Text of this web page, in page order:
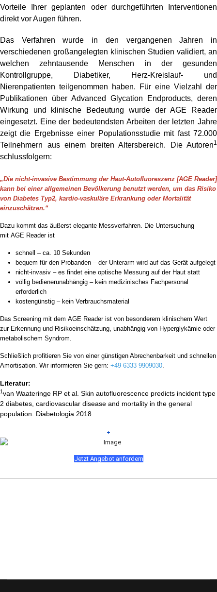
Vorteile Ihrer geplanten oder durchgeführten Interventionen
direkt vor Augen führen.
Das Verfahren wurde in den vergangenen Jahren in
verschiedenen großangelegten klinischen Studien validiert, an
welchen zehntausende Menschen in der gesunden
Kontrollgruppe, Diabetiker, Herz-Kreislauf- und
Nierenpatienten teilgenommen haben. Für eine Vielzahl der
Publikationen über Advanced Glycation Endproducts, deren
Wirkung und klinische Bedeutung wurde der AGE Reader
eingesetzt. Eine der bedeutendsten Arbeiten der letzten Jahre
zeigt die Ergebnisse einer Populationsstudie mit fast 72.000
Teilnehmern aus einem breiten Altersbereich. Die Autoren1
schlussfolgern:
„Die nicht-invasive Bestimmung der Haut-Autofluoreszenz [AGE Reader]
kann bei einer allgemeinen Bevölkerung benutzt werden, um das Risiko
von Diabetes Typ2, kardio-vaskuläre Erkrankung oder Mortalität
einzuschätzen.“
Dazu kommt das äußerst elegante Messverfahren. Die Untersuchung
mit AGE Reader ist
schnell – ca. 10 Sekunden
bequem für den Probanden – der Unterarm wird auf das Gerät aufgelegt
nicht-invasiv – es findet eine optische Messung auf der Haut statt
völlig bedienerunabhängig – kein medizinisches Fachpersonal
erforderlich
kostengünstig – kein Verbrauchsmaterial
Das Screening mit dem AGE Reader ist von besonderem klinischem Wert
zur Erkennung und Risikoeinschätzung, unabhängig von Hyperglykämie oder
metabolischem Syndrom.
Schließlich profitieren Sie von einer günstigen Abrechenbarkeit und schnellen
Amortisation. Wir informieren Sie gern: +49 6333 9909030.
Literatur:
1van Waateringe RP et al. Skin autofluorescence predicts incident type
2 diabetes, cardiovascular disease and mortality in the general
population. Diabetologia 2018
+
Jetzt Angebot anfordern